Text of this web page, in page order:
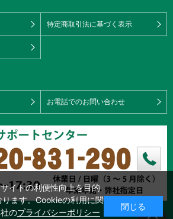
特定商取引法に基づく表示
お電話でのお問い合わせ
イトの利便性向上を目的
ます。Cookieの利用に関
のプライバシーポリシー
閉じる